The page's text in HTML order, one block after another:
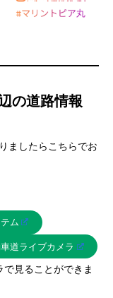
の道路情報
ましたらこちらでお
ム
道ライブカメラ
で見ることができま